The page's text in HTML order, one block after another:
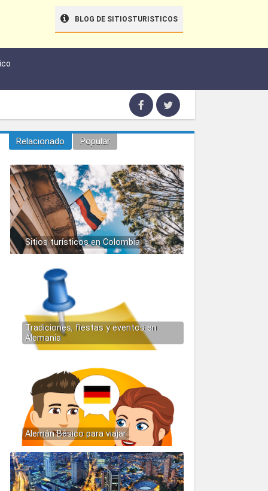
BLOG DE SITIOSTURISTICOS
Relacionado Popular
Sitios turísticos en Colombia
Tradiciones, fiestas y eventos en
Alemania
Alemán Básico para viajar